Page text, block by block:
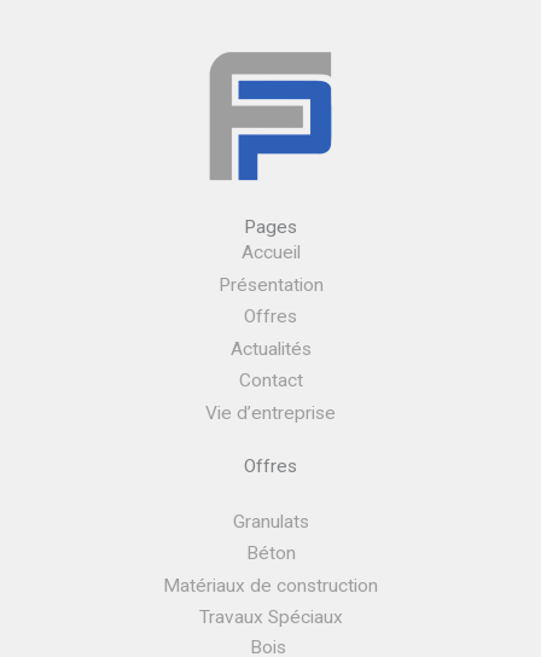
Pages
Accueil
Présentation
Offres
Actualités
Contact
Vie d’entreprise
Offres
Granulats
Béton
Matériaux de construction
Travaux Spéciaux
Bois